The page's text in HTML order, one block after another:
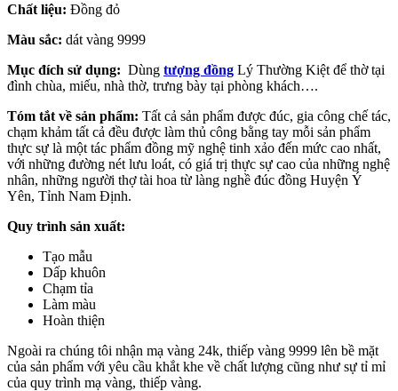
Chất liệu: Đồng đỏ
Màu sắc: dát vàng 9999
Mục đích sử dụng: Dùng tượng đồng Lý Thường Kiệt để thờ tại
đình chùa, miếu, nhà thờ, trưng bày tại phòng khách….
Tóm tắt về sản phẩm: Tất cả sản phẩm được đúc, gia công chế tác,
chạm khảm tất cả đều được làm thủ công bằng tay mỗi sản phẩm
thực sự là một tác phẩm đồng mỹ nghệ tinh xảo đến mức cao nhất,
với những đường nét lưu loát, có giá trị thực sự cao của những nghệ
nhân, những người thợ tài hoa từ làng nghề đúc đồng Huyện Ý
Yên, Tỉnh Nam Định.
Quy trình sản xuất:
Tạo mẫu
Dấp khuôn
Chạm tỉa
Làm màu
Hoàn thiện
Ngoài ra chúng tôi nhận mạ vàng 24k, thiếp vàng 9999 lên bề mặt
của sản phẩm với yêu cầu khắt khe về chất lượng cũng như sự tỉ mỉ
của quy trình mạ vàng, thiếp vàng.